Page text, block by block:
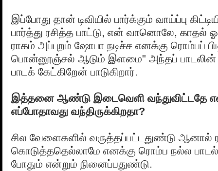
இப்போது தான் டிவியில் பார்க்கும் வாய்ப்பு
பார்த்து ரசித்த பாட்டு, என் வானொலே, காதல்
ராகம் அப்புறம் ஷோபா நடிச்ச எனக்கு ரொம்பப்
பொன்னூஞ்சல் ஆடும் இளமை" அந்தப் பாடலின்
பாடக் கேட்கிறேன் பாடுகிறார்.
இத்தனை ஆண்டு இடைவெளி வந்துவிட்டதே
எப்போதாவது வந்திருக்கிறதா?
சில வேளைகளில் வருத்தப்பட்டதுண்டு ஆனால்
கொடுத்ததெல்லாமே எனக்கு ரொம்ப நல்ல
போதும் என்றும் நினைப்பதுண்டு.